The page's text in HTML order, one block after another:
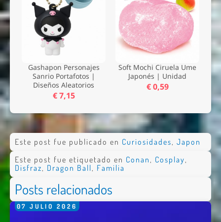
Gashapon Personajes
Sanrio Portafotos |
Diseños Aleatorios
€ 7,15
Soft Mochi Ciruela Ume
Japonés | Unidad
€ 0,59
Este post fue publicado en Curiosidades, Japon
Este post fue etiquetado en Conan, Cosplay,
Disfraz, Dragon Ball, Familia
Posts relacionados
07 JULIO 2026